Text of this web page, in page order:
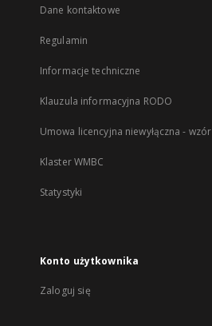
Dane kontaktowe
Regulamin
Informacje techniczne
Klauzula informacyjna RODO
Umowa licencyjna niewyłączna - wzór
Klaster WMBC
Statystyki
Konto użytkownika
Zaloguj się